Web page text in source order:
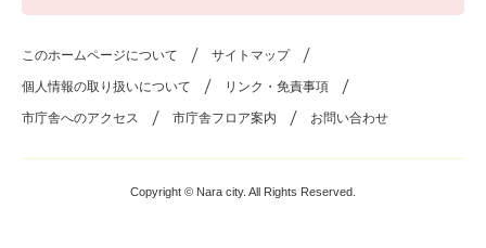
このホームページについて サイトマップ
個人情報の取り扱いについて リンク・免責事項
市庁舎へのアクセス 市庁舎フロア案内 お問い合わせ
Copyright © Nara city. All Rights Reserved.